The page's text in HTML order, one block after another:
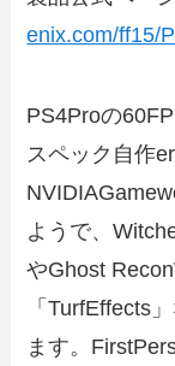
enix.com/ff15/
PS4Proの
スペック自作
ようで、
やGhost
「TurfEffects
ます。